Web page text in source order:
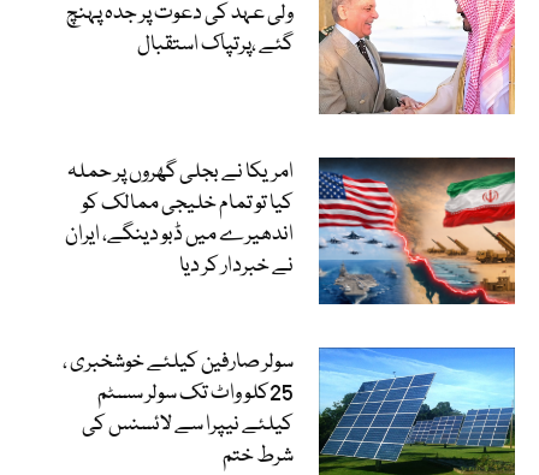
ولی عہد کی دعوت پر جدہ پہنچ
گئے ،پرتپاک استقبال
امریکا نے بجلی گھروں پر حملہ
کیا تو تمام خلیجی ممالک کو
اندھیرے میں ڈبو دینگے، ایران
نے خبردار کر دیا
سولر صارفین کیلئے خوشخبری ،
25کلو واٹ تک سولر سسٹم
کیلئے نیپرا سے لائسنس کی
شرط ختم